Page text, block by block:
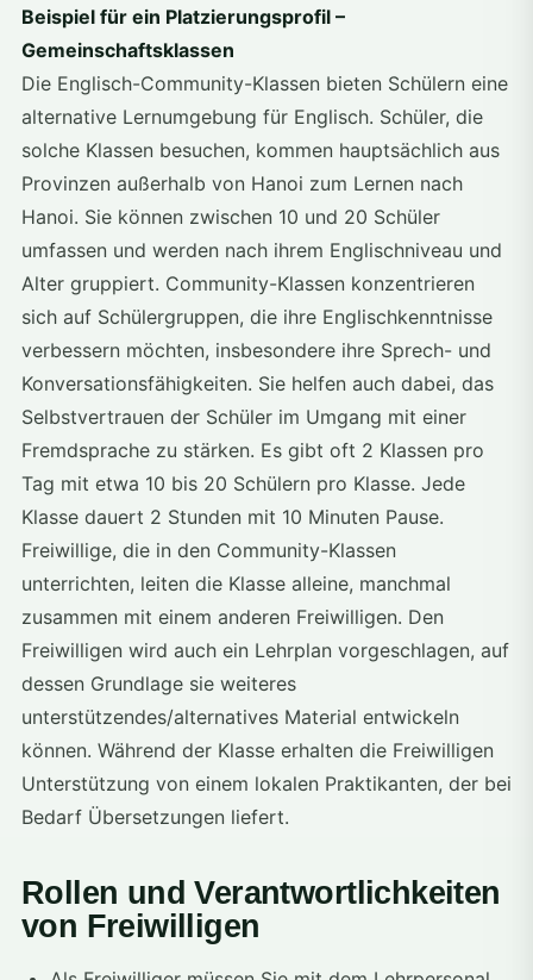
Beispiel für ein Platzierungsprofil –
Gemeinschaftsklassen
Die Englisch-Community-Klassen bieten Schülern eine
alternative Lernumgebung für Englisch. Schüler, die
solche Klassen besuchen, kommen hauptsächlich aus
Provinzen außerhalb von Hanoi zum Lernen nach
Hanoi. Sie können zwischen 10 und 20 Schüler
umfassen und werden nach ihrem Englischniveau und
Alter gruppiert. Community-Klassen konzentrieren
sich auf Schülergruppen, die ihre Englischkenntnisse
verbessern möchten, insbesondere ihre Sprech- und
Konversationsfähigkeiten. Sie helfen auch dabei, das
Selbstvertrauen der Schüler im Umgang mit einer
Fremdsprache zu stärken. Es gibt oft 2 Klassen pro
Tag mit etwa 10 bis 20 Schülern pro Klasse. Jede
Klasse dauert 2 Stunden mit 10 Minuten Pause.
Freiwillige, die in den Community-Klassen
unterrichten, leiten die Klasse alleine, manchmal
zusammen mit einem anderen Freiwilligen. Den
Freiwilligen wird auch ein Lehrplan vorgeschlagen, auf
dessen Grundlage sie weiteres
unterstützendes/alternatives Material entwickeln
können. Während der Klasse erhalten die Freiwilligen
Unterstützung von einem lokalen Praktikanten, der bei
Bedarf Übersetzungen liefert.
Rollen und Verantwortlichkeiten
von Freiwilligen